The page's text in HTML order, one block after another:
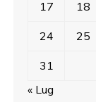
17 18
24 25
31
« Lug